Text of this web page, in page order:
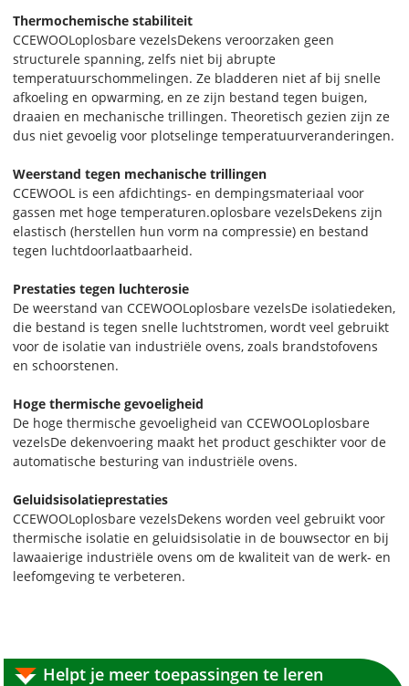
Thermochemische stabiliteit
CCEWOOLoplosbare vezelsDekens veroorzaken geen
structurele spanning, zelfs niet bij abrupte
temperatuurschommelingen. Ze bladderen niet af bij snelle
afkoeling en opwarming, en ze zijn bestand tegen buigen,
draaien en mechanische trillingen. Theoretisch gezien zijn ze
dus niet gevoelig voor plotselinge temperatuurveranderingen.
Weerstand tegen mechanische trillingen
CCEWOOL is een afdichtings- en dempingsmateriaal voor
gassen met hoge temperaturen.oplosbare vezelsDekens zijn
elastisch (herstellen hun vorm na compressie) en bestand
tegen luchtdoorlaatbaarheid.
Prestaties tegen luchterosie
De weerstand van CCEWOOLoplosbare vezelsDe isolatiedeken,
die bestand is tegen snelle luchtstromen, wordt veel gebruikt
voor de isolatie van industriële ovens, zoals brandstofovens
en schoorstenen.
Hoge thermische gevoeligheid
De hoge thermische gevoeligheid van CCEWOOLoplosbare
vezelsDe dekenvoering maakt het product geschikter voor de
automatische besturing van industriële ovens.
Geluidsisolatieprestaties
CCEWOOLoplosbare vezelsDekens worden veel gebruikt voor
thermische isolatie en geluidsisolatie in de bouwsector en bij
lawaaierige industriële ovens om de kwaliteit van de werk- en
leefomgeving te verbeteren.
Helpt je meer toepassingen te leren